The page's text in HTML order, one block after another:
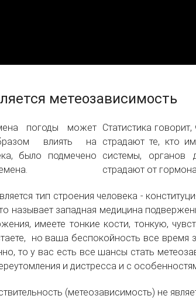
метеозависимость
Статистика
страдают те, кто
системы, органов
страдают от
тип строения человека -
называет западная медицина
имеете тонкие кости, тонкую,
но ваша беспокойность все время
то у вас есть все шансы стать
и дистресса и с
ность (метеозависимость) не